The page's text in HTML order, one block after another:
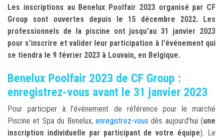
Les inscriptions au Benelux Poolfair 2023 organisé par CF
Group sont ouvertes depuis le 15 décembre 2022. Les
professionnels de la piscine ont jusqu'au 31 janvier 2023
pour s'inscrire et valider leur participation à l'événement qui
se tiendra le 9 février 2023 à Louvain, en Belgique.
Benelux Poolfair 2023 de CF Group :
enregistrez-vous avant le 31 janvier 2023
Pour participer à l'événement de référence pour le marché
Piscine et Spa du Benelux, enregistrez-vous dès aujourd'hui (une
inscription individuelle par participant de votre équipe). Le